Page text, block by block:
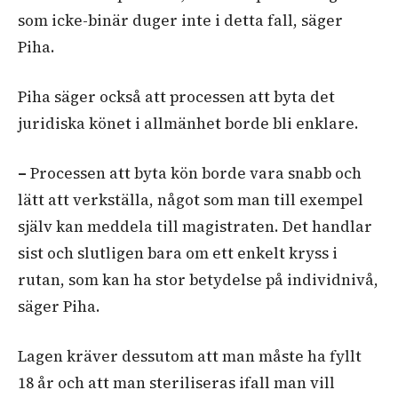
som icke-binär duger inte i detta fall, säger
Piha.
Piha säger också att processen att byta det
juridiska könet i allmänhet borde bli enklare.
– Processen att byta könborde vara snabb och
lätt att verkställa, något som man till exempel
själv kan meddela till magistraten. Det handlar
sist och slutligen bara om ett enkelt kryss i
rutan, som kan ha stor betydelse på individnivå,
säger Piha.
Lagen kräver dessutom att man måste ha fyllt
18 år och att man steriliseras ifall man vill